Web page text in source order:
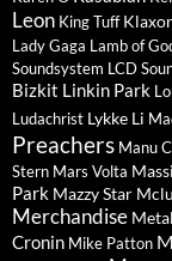
Leon King Tuff
Lady Gaga Lamb of
Soundsystem LCD
Bizkit Linkin Park
Ludachrist Lykke Li
Preachers Manu
Stern Mars Volta
Park Mazzy Star
Merchandise
Cronin Mike Patton